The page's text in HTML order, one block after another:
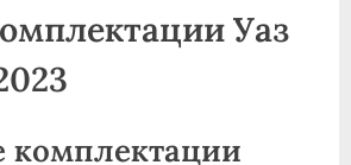
Уаз
комплектации